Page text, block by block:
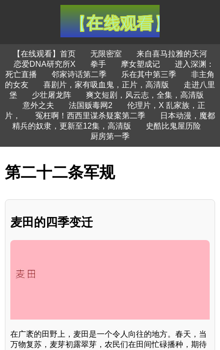
【在线观看】首页 无限密室
来自喜马拉雅的天河
恋爱DNA研究所X
拳手 摩女塑成记
进入深渊：
死亡直播
邻家诗话第二季 乐在其中第三季
非主角
的女友
喜剧片，家有吸血鬼，正片，高清版
走进八里
堡
少壮屠龙阵
爽文短剧，风云志，全集，高清版
意外之夫
法国贩毒网2
伦理片，X 乱家族，正
片，
冤枉啊！西西里谋杀疑案第二季
日本动漫，魔都
精兵的奴隶，更新至12集，高清版
史酷比鬼屋历险
厨房第一季
第二十二条军规
麦田的四季变迁
在广袤的田野上，麦田是一个令人向往的地方。春天，当
万物复苏，麦芽初露翠芽，农民们在田间忙碌播种，期待